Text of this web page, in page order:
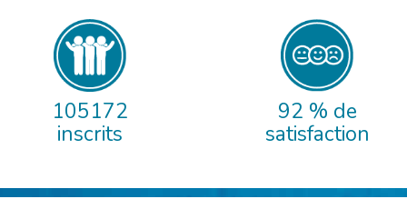
105172
inscrits
92 % de
satisfaction